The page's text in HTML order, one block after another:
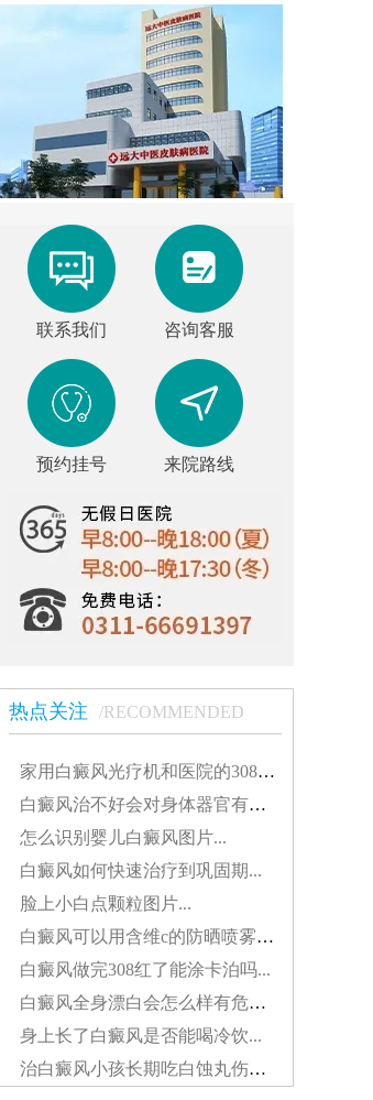
联系我们 咨询客服
预约挂号 来院路线
热点关注 /RECOMMENDED
家用白癜风光疗机和医院的308有什么不同...
白癜风治不好会对身体器官有影响吗...
怎么识别婴儿白癜风图片...
白癜风如何快速治疗到巩固期...
脸上小白点颗粒图片...
白癜风可以用含维c的防晒喷雾吗...
白癜风做完308红了能涂卡泊吗...
白癜风全身漂白会怎么样有危害吗...
身上长了白癜风是否能喝冷饮...
治白癜风小孩长期吃白蚀丸伤肝吗...